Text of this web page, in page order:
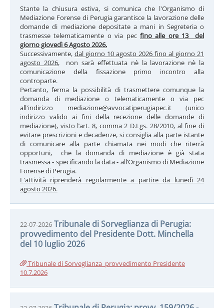
Stante la chiusura estiva, si comunica che l'Organismo di
Mediazione Forense di Perugia garantisce la lavorazione delle
domande di mediazione depositate a mani in Segreteria o
trasmesse telematicamente o via pec fino alle ore 13 del
giorno giovedì 6 Agosto 2026.
Successivamente, dal giorno 10 agosto 2026 fino al giorno 21
agosto 2026, non sarà effettuata nè la lavorazione nè la
comunicazione della fissazione primo incontro alla
controparte.
Pertanto, ferma la possibilità di trasmettere comunque la
domanda di mediazione o telematicamente o via pec
all'indirizzo mediazione@avvocatiperugiapec.it (unico
indirizzo valido ai fini della recezione delle domande di
mediazione), visto l’art. 8, comma 2 D.Lgs. 28/2010, al fine di
evitare prescrizioni e decadenze, si consiglia alla parte istante
di comunicare alla parte chiamata nei modi che riterrà
opportuni, che la domanda di mediazione è già stata
trasmessa - specificando la data - all’Organismo di Mediazione
Forense di Perugia.
L'attività riprenderà regolarmente a partire da lunedì 24
agosto 2026.
22-07-2026 Tribunale di Sorveglianza di Perugia:
provvedimento del Presidente Dott. Minchella
del 10 luglio 2026
Tribunale di Sorveglianza_provvedimento Presidente
10.7.2026